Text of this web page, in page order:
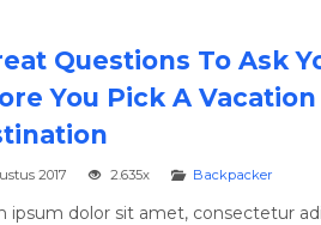
Questions To Ask
You Pick A Vacation
2017 2.635x Backpacker
ipsum dolor sit amet, consectetur